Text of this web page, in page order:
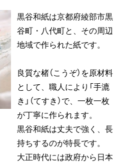
黒谷和紙は京都府綾部市黒
谷町・八代町と、その周辺
地域で作られた紙です。
良質な楮（こうぞ）を原材料
として、職人により「手漉
き」（てすき）で、一枚一枚
が丁寧に作られます。
黒谷和紙は丈夫で強く、長
持ちするのが特長です。
大正時代には政府から日本